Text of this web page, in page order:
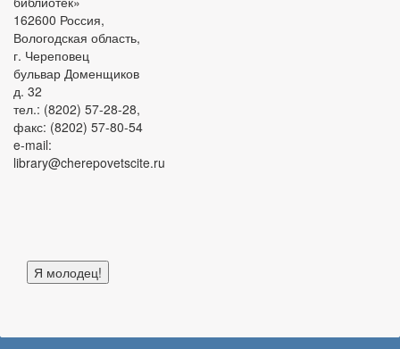
162600 Россия,
Вологодская область,
г. Череповец
бульвар Доменщиков
д. 32
тел.: (8202) 57-28-28,
факс: (8202) 57-80-54
e-mail:
library@cherepovetscite.ru